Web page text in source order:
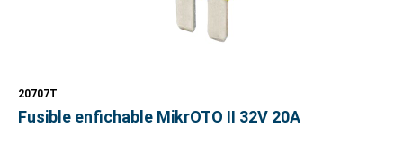
20707T
Fusible enfichable MikrOTO II 32V 20A